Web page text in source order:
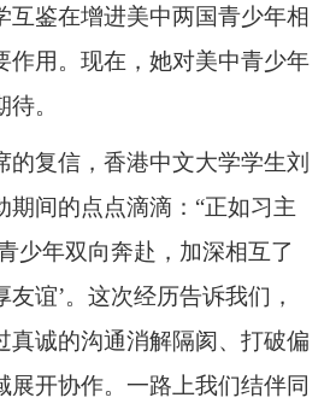
互鉴在增进美中两国青少年相
作用。现在，她对美中青少年
。
的复信，香港中文大学学生刘
期间的点点滴滴：“正如习主
少年双向奔赴，加深相互了
谊’。这次经历告诉我们，
真诚的沟通消解隔阂、打破偏
展开协作。一路上我们结伴同